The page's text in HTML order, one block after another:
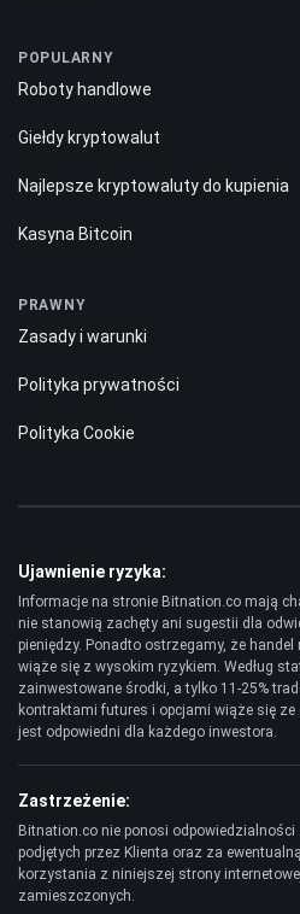
POPULARNY
Roboty handlowe
Giełdy kryptowalut
Najlepsze kryptowaluty do kupienia
Kasyna Bitcoin
PRAWNY
Zasady i warunki
Polityka prywatności
Polityka Cookie
Ujawnienie ryzyka:
Informacje na stronie Bitnation.co mają
nie stanowią zachęty ani sugestii dla
pieniędzy. Ponadto ostrzegamy, że handel
wiąże się z wysokim ryzykiem. Według
zainwestowane środki, a tylko 11-25%
kontraktami futures i opcjami wiąże się
jest odpowiedni dla każdego inwestora.
Zastrzeżenie:
Bitnation.co nie ponosi
podjętych przez Klienta oraz za
korzystania z niniejszej strony
zamieszczonych.